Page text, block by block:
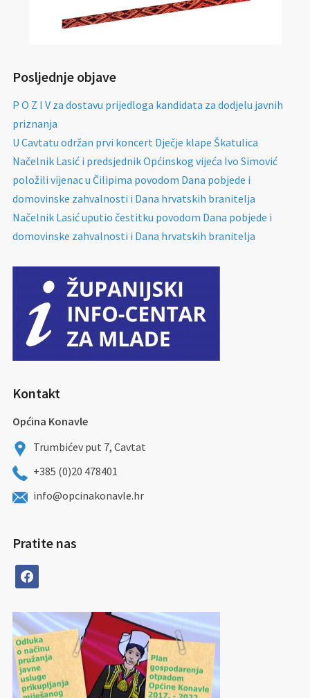
Posljednje objave
P O Z I V za dostavu prijedloga kandidata za dodjelu javnih
priznanja
U Cavtatu održan prvi koncert Dječje klape Škatulica
Načelnik Lasić i predsjednik Općinskog vijeća Ivo Simović
položili vijenac u Čilipima povodom Dana pobjede i
domovinske zahvalnosti i Dana hrvatskih branitelja
Načelnik Lasić uputio čestitku povodom Dana pobjede i
domovinske zahvalnosti i Dana hrvatskih branitelja
Kontakt
Općina Konavle
Trumbićev put 7, Cavtat
+385 (0)20 478401
info@opcinakonavle.hr
Pratite nas
facebook